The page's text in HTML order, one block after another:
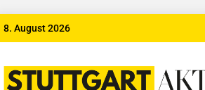
Skip
8. August 2026